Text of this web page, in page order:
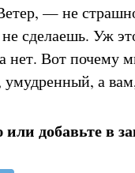
— не страшно:
сделаешь. Уж
нет. Вот почему
умудренный, а
добавьте в